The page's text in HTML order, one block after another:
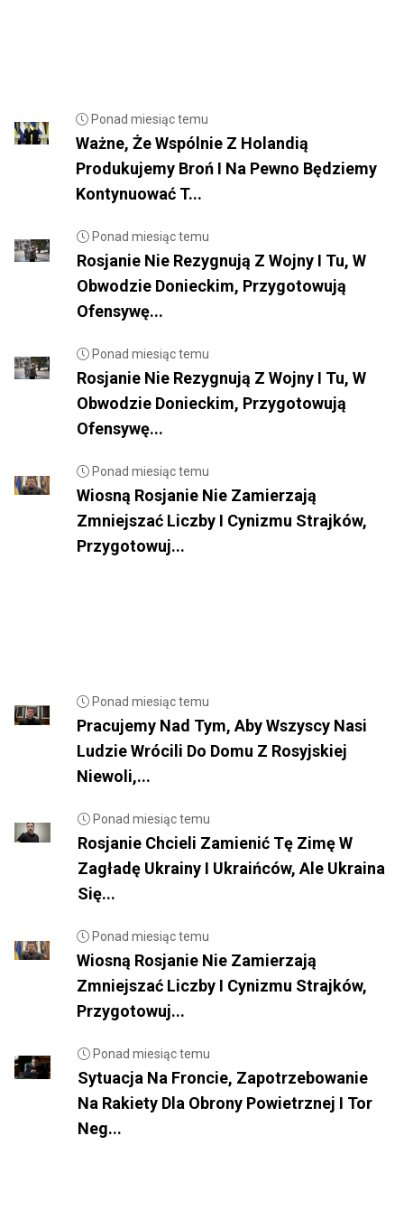
Ponad miesiąc temu
Ważne, Że Wspólnie Z Holandią
Produkujemy Broń I Na Pewno Będziemy
Kontynuować T...
Ponad miesiąc temu
Rosjanie Nie Rezygnują Z Wojny I Tu, W
Obwodzie Donieckim, Przygotowują
Ofensywę...
Ponad miesiąc temu
Rosjanie Nie Rezygnują Z Wojny I Tu, W
Obwodzie Donieckim, Przygotowują
Ofensywę...
Ponad miesiąc temu
Wiosną Rosjanie Nie Zamierzają
Zmniejszać Liczby I Cynizmu Strajków,
Przygotowuj...
Ponad miesiąc temu
Pracujemy Nad Tym, Aby Wszyscy Nasi
Ludzie Wrócili Do Domu Z Rosyjskiej
Niewoli,...
Ponad miesiąc temu
Rosjanie Chcieli Zamienić Tę Zimę W
Zagładę Ukrainy I Ukraińców, Ale Ukraina
Się...
Ponad miesiąc temu
Wiosną Rosjanie Nie Zamierzają
Zmniejszać Liczby I Cynizmu Strajków,
Przygotowuj...
Ponad miesiąc temu
Sytuacja Na Froncie, Zapotrzebowanie
Na Rakiety Dla Obrony Powietrznej I Tor
Neg...